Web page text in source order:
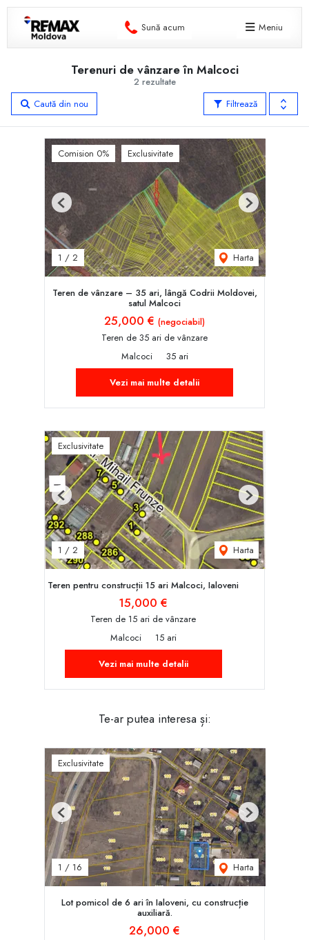
Sună acum Meniu
2 rezultate
Terenuri de vânzare în Malcoci
Filtrează
Caută din nou
Comision 0% Exclusivitate
1 / 2 Harta
Previous Next
Teren de vânzare – 35 ari, lângă Codrii Moldovei,
satul Malcoci
25,000 € (negociabil)
Teren de 35 ari de vânzare
Malcoci
35 ari
Vezi mai multe detalii
Exclusivitate
1 / 2 Harta
Previous Next
Teren pentru construcții 15 ari Malcoci, Ialoveni
15,000 €
Teren de 15 ari de vânzare
Malcoci
15 ari
Vezi mai multe detalii
Te-ar putea interesa și:
Exclusivitate
1 / 16 Harta
Previous Next
Lot pomicol de 6 ari în Ialoveni, cu construcție
auxiliară.
26,000 €